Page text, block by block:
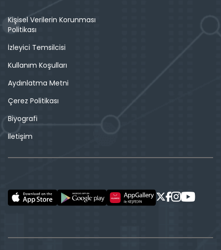
Kişisel Verilerin Korunması
Politikası
İzleyici Temsilcisi
Kullanım Koşulları
Aydınlatma Metni
Çerez Politikası
Biyografi
İletişim